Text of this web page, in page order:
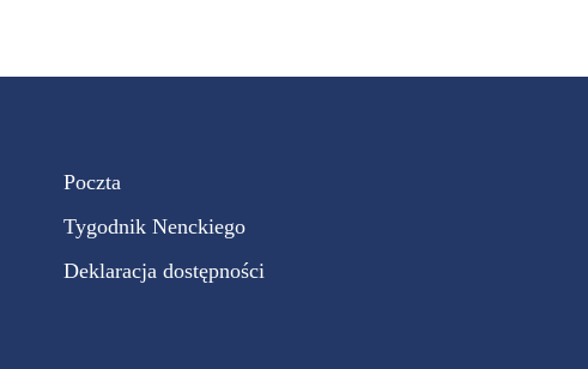
Poczta
Tygodnik Nenckiego
Deklaracja dostępności